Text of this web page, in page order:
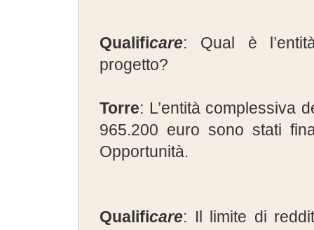
Qualificare: Qual è
progetto?
Torre: L’entità complessiva
965.200 euro sono stati
Opportunità.
Qualificare: Il limite di